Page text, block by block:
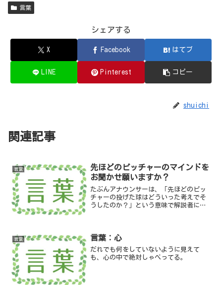
言葉
シェアする
X Facebook はてブ
LINE Pinterest コピー
shuichi
関連記事
言葉
先ほどのピッチャーのマインドを
お聞かせ願いますか？
たぶんアナウンサーは、「先ほどのピッ
チャーの投げた球はどういった考えでそ
うしたのか？」という意味で解説者に聞
言葉 言葉：心
だれでも何をしていないように見えて
も、心の中で絶対しゃべってる。